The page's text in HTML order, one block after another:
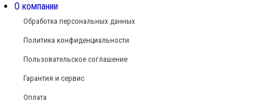
О компании
Обработка персональных данных
Политика конфиденциальности
Пользовательское соглашение
Гарантия и сервис
Оплата